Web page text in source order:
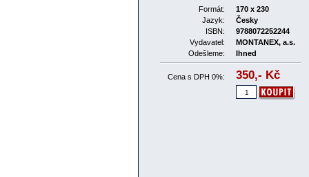
Formát:
170 x 230
Jazyk:
Česky
ISBN:
9788072252244
Vydavatel:
MONTANEX, a.s.
Odešleme:
Ihned
Cena s DPH 0%: 350,- Kč